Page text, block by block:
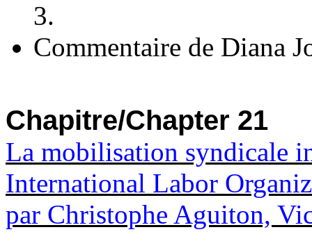
3.
Commentaire de Diana
Chapitre/Chapter 21
La mobilisation syndicale
International Labor
par Christophe Aguiton,